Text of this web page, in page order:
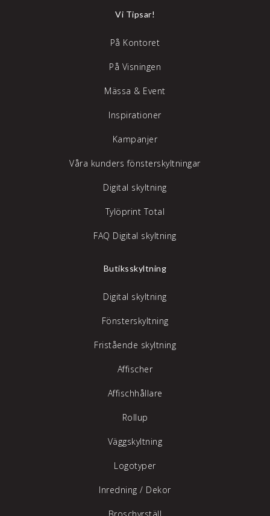
Vi Tipsar!
På Kontoret
På Visningen
Mässa & Event
Inspirationer
Kampanjer
Våra kunders fönsterskyltningar
Digital skyltning
Tylöprint Total
FAQ Digital skyltning
Butiksskyltning
Digital skyltning
Fönsterskyltning
Fristående skyltning
Affischer
Affischhållare
Rollup
Väggskyltning
Logotyper
Inredning / Dekor
Broschyrställ